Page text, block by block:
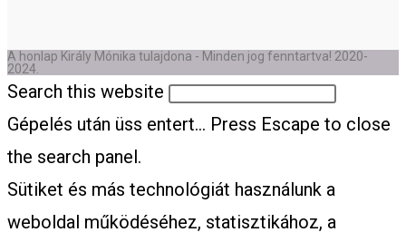
A honlap Király Mónika tulajdona - Minden jog fenntartva! 2020-
2024.
Search this website
Gépelés után üss entert... Press Escape to close
the search panel.
Sütiket és más technológiát használunk a
weboldal működéséhez, statisztikához, a